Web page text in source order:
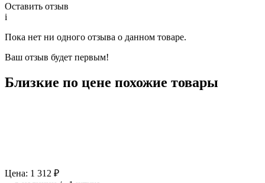
Оставить отзыв
i
Пока нет ни одного отзыва о данном товаре.
Ваш отзыв будет первым!
Близкие по цене похожие товары
Цена: 1 312 ₽